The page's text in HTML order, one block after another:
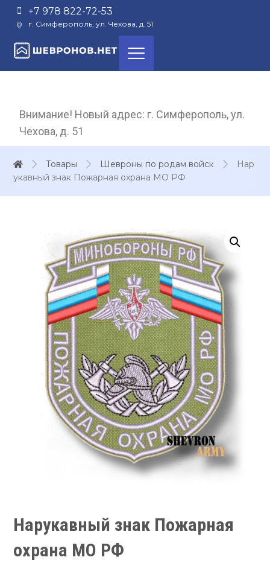
+7 978 822-72-53
г. Симферополь, ул. Чехова, д. 51
Внимание! Новый адрес: г. Симферополь, ул.
Чехова, д. 51
Товары Шевроны по родам войск
Нар
укавный знак Пожарная охрана МО РФ
Нарукавный знак Пожарная
охрана МО РФ